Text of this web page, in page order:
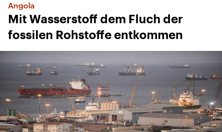
Angola
Mit Wasserstoff dem Fluch der
fossilen Rohstoffe entkommen